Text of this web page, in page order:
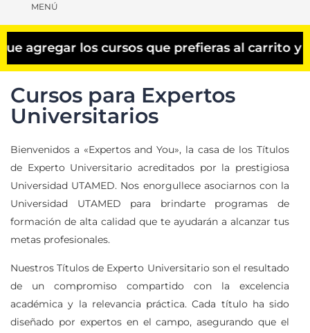
MENÚ
los cursos que prefieras al carrito y el
Cursos para Expertos
Universitarios
Bienvenidos a «Expertos and You», la casa de los Títulos
de Experto Universitario acreditados por la prestigiosa
Universidad UTAMED. Nos enorgullece asociarnos con la
Universidad UTAMED para brindarte programas de
formación de alta calidad que te ayudarán a alcanzar tus
metas profesionales.
Nuestros Títulos de Experto Universitario son el resultado
de un compromiso compartido con la excelencia
académica y la relevancia práctica. Cada título ha sido
diseñado por expertos en el campo, asegurando que el